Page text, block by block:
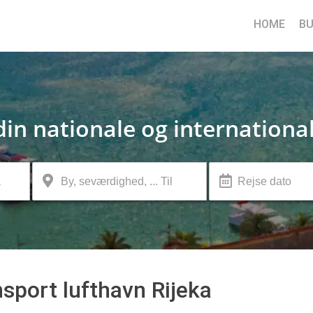
HOME
nationale og
lufthavn Rijeka